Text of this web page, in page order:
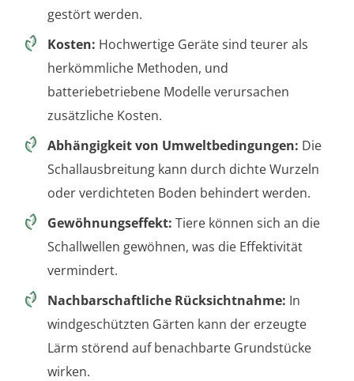
gestört werden.
Kosten: Hochwertige Geräte sind teurer als
herkömmliche Methoden, und
batteriebetriebene Modelle verursachen
zusätzliche Kosten.
Abhängigkeit von Umweltbedingungen: Die
Schallausbreitung kann durch dichte Wurzeln
oder verdichteten Boden behindert werden.
Gewöhnungseffekt: Tiere können sich an die
Schallwellen gewöhnen, was die Effektivität
vermindert.
Nachbarschaftliche Rücksichtnahme: In
windgeschützten Gärten kann der erzeugte
Lärm störend auf benachbarte Grundstücke
wirken.